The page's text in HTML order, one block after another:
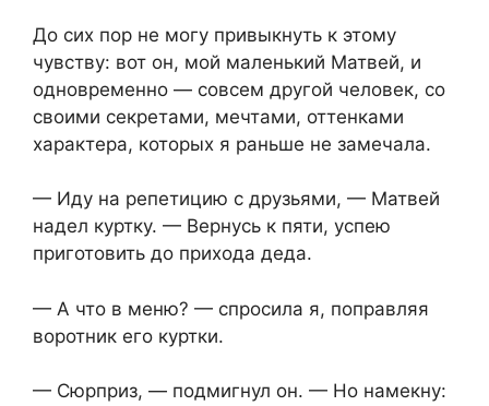
До сих пор не могу привыкнуть к этому
чувству: вот он, мой маленький Матвей, и
одновременно — совсем другой человек, со
своими секретами, мечтами, оттенками
характера, которых я раньше не замечала.
— Иду на репетицию с друзьями, — Матвей
надел куртку. — Вернусь к пяти, успею
приготовить до прихода деда.
— А что в меню? — спросила я, поправляя
воротник его куртки.
— Сюрприз, — подмигнул он. — Но намекну: